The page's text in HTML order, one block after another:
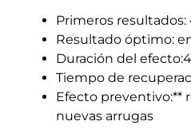
Primeros resultados:
Resultado óptimo:
Duración del
Tiempo de
Efecto preventivo:**
nuevas arrugas